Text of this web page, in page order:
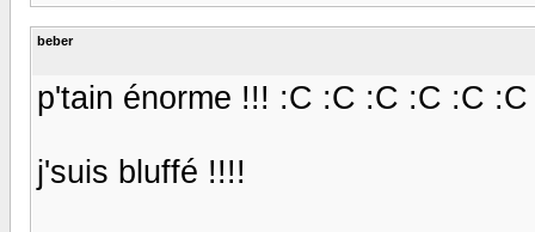
beber
p'tain énorme !!! :C :C :C :C :C
j'suis bluffé !!!!